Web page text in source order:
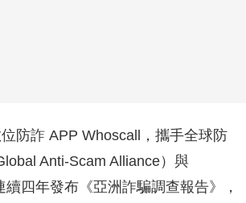
防詐 APP Whoscall，攜手全球防
Anti-Scam Alliance）與
四年發布《亞洲詐騙調查報告》，